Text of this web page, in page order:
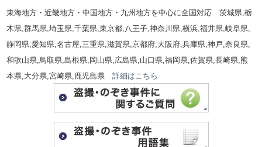
東海地方・近畿地方・中国地方・九州地方を中心に全国対応 茨城県,栃
木県,群馬県,埼玉県,千葉県,東京都,八王子,神奈川県,横浜,福井県,岐阜県,
静岡県,愛知県,名古屋,三重県,滋賀県,京都府,大阪府,兵庫県,神戸,奈良県,
和歌山県,鳥取県,島根県,岡山県,広島県,山口県,福岡県,佐賀県,長崎県,熊
本県,大分県,宮崎県,鹿児島県詳細はこちら